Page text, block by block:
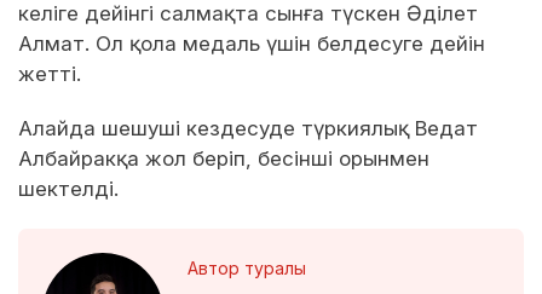
келіге дейінгі салмақта сынға түскен Әділет
Алмат. Ол қола медаль үшін белдесуге дейін
жетті.
Алайда шешуші кездесуде түркиялық Ведат
Албайракқа жол беріп, бесінші орынмен
шектелді.
Автор туралы